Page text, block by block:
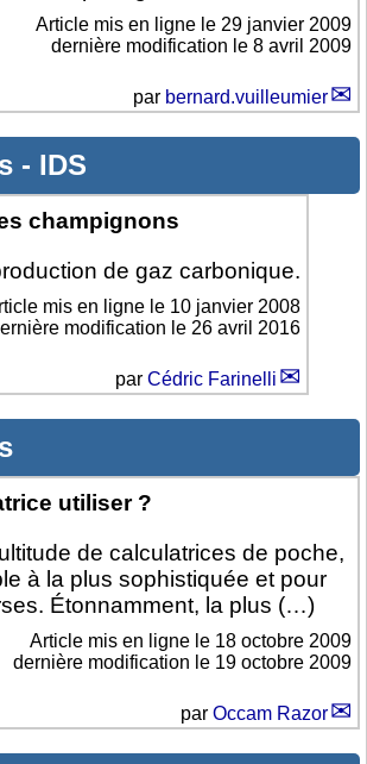
Article mis en ligne le 29 janvier 2009
dernière modification le 8 avril 2009
par bernard.vuilleumier
- IDS
champignons
de gaz carbonique.
mis en ligne le 10 janvier 2008
modification le 26 avril 2016
par Cédric Farinelli
utiliser ?
de calculatrices de poche,
à la plus sophistiquée et pour
Étonnamment, la plus (…)
Article mis en ligne le 18 octobre 2009
dernière modification le 19 octobre 2009
par Occam Razor